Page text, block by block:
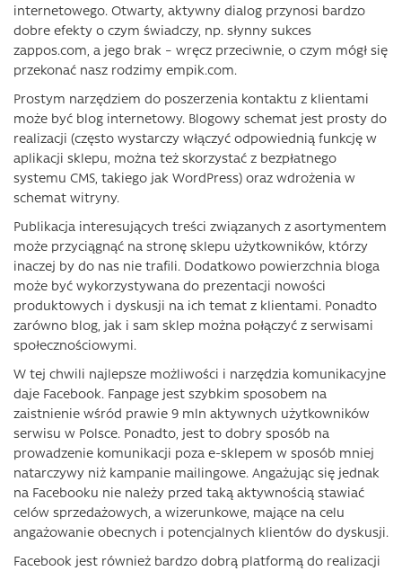
internetowego. Otwarty, aktywny dialog przynosi bardzo
dobre efekty o czym świadczy, np. słynny sukces
zappos.com, a jego brak – wręcz przeciwnie, o czym mógł się
przekonać nasz rodzimy empik.com.
Prostym narzędziem do poszerzenia kontaktu z klientami
może być blog internetowy. Blogowy schemat jest prosty do
realizacji (często wystarczy włączyć odpowiednią funkcję w
aplikacji sklepu, można też skorzystać z bezpłatnego
systemu CMS, takiego jak WordPress) oraz wdrożenia w
schemat witryny.
Publikacja interesujących treści związanych z asortymentem
może przyciągnąć na stronę sklepu użytkowników, którzy
inaczej by do nas nie trafili. Dodatkowo powierzchnia bloga
może być wykorzystywana do prezentacji nowości
produktowych i dyskusji na ich temat z klientami. Ponadto
zarówno blog, jak i sam sklep można połączyć z serwisami
społecznościowymi.
W tej chwili najlepsze możliwości i narzędzia komunikacyjne
daje Facebook. Fanpage jest szybkim sposobem na
zaistnienie wśród prawie 9 mln aktywnych użytkowników
serwisu w Polsce. Ponadto, jest to dobry sposób na
prowadzenie komunikacji poza e-sklepem w sposób mniej
natarczywy niż kampanie mailingowe. Angażując się jednak
na Facebooku nie należy przed taką aktywnością stawiać
celów sprzedażowych, a wizerunkowe, mające na celu
angażowanie obecnych i potencjalnych klientów do dyskusji.
Facebook jest również bardzo dobrą platformą do realizacji